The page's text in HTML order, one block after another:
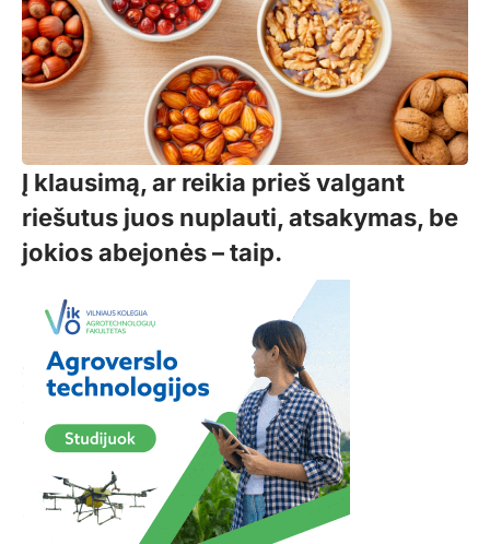
Į klausimą, ar reikia prieš valgant
riešutus juos nuplauti, atsakymas, be
jokios abejonės – taip.